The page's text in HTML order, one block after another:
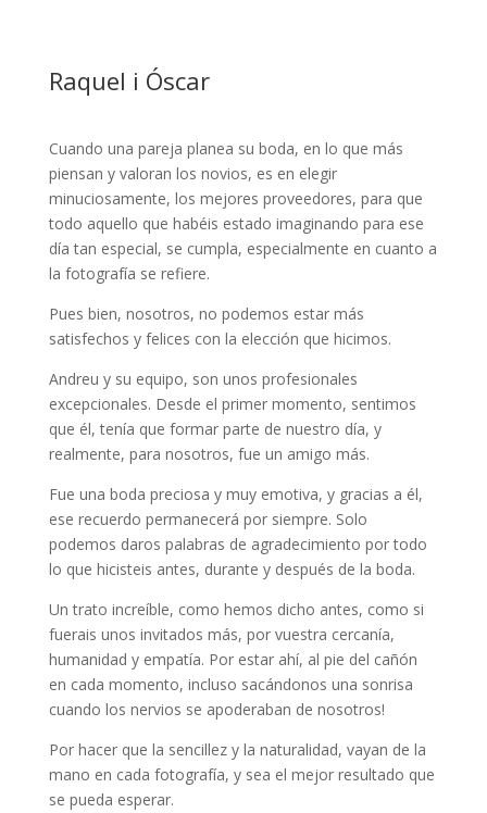
Raquel i Óscar
Cuando una pareja planea su boda, en lo que más
piensan y valoran los novios, es en elegir
minuciosamente, los mejores proveedores, para que
todo aquello que habéis estado imaginando para ese
día tan especial, se cumpla, especialmente en cuanto a
la fotografía se refiere.
Pues bien, nosotros, no podemos estar más
satisfechos y felices con la elección que hicimos.
Andreu y su equipo, son unos profesionales
excepcionales. Desde el primer momento, sentimos
que él, tenía que formar parte de nuestro día, y
realmente, para nosotros, fue un amigo más.
Fue una boda preciosa y muy emotiva, y gracias a él,
ese recuerdo permanecerá por siempre. Solo
podemos daros palabras de agradecimiento por todo
lo que hicisteis antes, durante y después de la boda.
Un trato increíble, como hemos dicho antes, como si
fuerais unos invitados más, por vuestra cercanía,
humanidad y empatía. Por estar ahí, al pie del cañón
en cada momento, incluso sacándonos una sonrisa
cuando los nervios se apoderaban de nosotros!
Por hacer que la sencillez y la naturalidad, vayan de la
mano en cada fotografía, y sea el mejor resultado que
se pueda esperar.